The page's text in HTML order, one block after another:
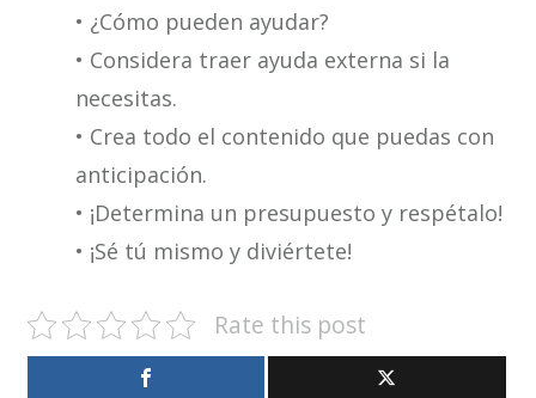
• ¿Cómo pueden ayudar?
• Considera traer ayuda externa si la
necesitas.
• Crea todo el contenido que puedas con
anticipación.
• ¡Determina un presupuesto y respétalo!
• ¡Sé tú mismo y diviértete!
Rate this post